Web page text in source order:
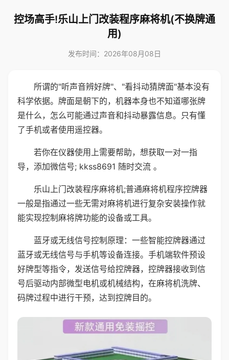
控场高手!乐山上门改装程序麻将机(不换牌通
用)
发布时间：2026年08月08日
所谓的"听声音辨好牌"、"看抖动猜牌面"基本没有
科学依据。牌面是朝下的，机器本身也不知道哪张牌
是什么，怎么可能通过声音和抖动暴露信息。只有懂
了手机或者使用遥控器。
若你在仪器使用上需要帮助，想获取一对一指
导，添加微信号; kkss8691 随时交流 。
乐山上门改装程序麻将机;普通麻将机程序控牌器
一般是指通过一些无需对麻将机进行复杂安装操作就
能实现控制麻将牌功能的设备或工具。
蓝牙或无线信号控制原理：一些智能控牌器通过
蓝牙或无线信号与手机等设备连接。手机端软件预设
好牌型等指令，发送信号给控牌器，控牌器接收到信
号后驱动内部微型电机或机械结构，在麻将机洗牌、
码牌过程中进行干预，达到控牌目的。